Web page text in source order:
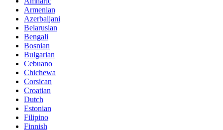
Armenian
Azerbaijani
Belarusian
Bengali
Bosnian
Bulgarian
Cebuano
Chichewa
Corsican
Croatian
Dutch
Estonian
Filipino
Finnish